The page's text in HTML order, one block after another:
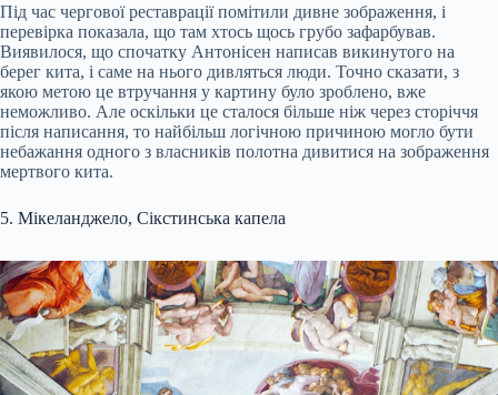
Під час чергової реставрації помітили дивне зображення, і
перевірка показала, що там хтось щось грубо зафарбував.
Виявилося, що спочатку Антонісен написав викинутого на
берег кита, і саме на нього дивляться люди. Точно сказати, з
якою метою це втручання у картину було зроблено, вже
неможливо. Але оскільки це сталося більше ніж через сторіччя
після написання, то найбільш логічною причиною могло бути
небажання одного з власників полотна дивитися на зображення
мертвого кита.
5. Мікеланджело, Сікстинська капела